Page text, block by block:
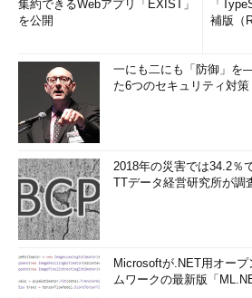
集約できるWebアプリ「EXIST」
を公開
「
補版（
一にも二にも「防御」
た6つのセキュリティ対策
2018年の災害では34.2％
TTデータ経営研究所が調
Microsoftが.NET用オー
ムワークの最新版「